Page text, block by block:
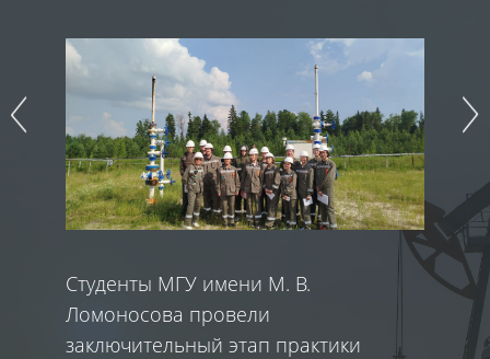
Студенты МГУ имени М. В.
Ломоносова провели
заключительный этап практики
В